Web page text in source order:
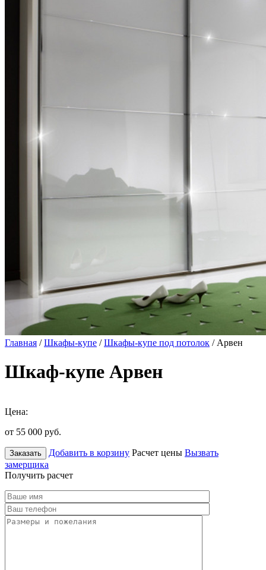
Главная /Шкафы-купе /Шкафы-купе под потолок / Арвен
Шкаф-купе Арвен
Цена:
от 55 000 руб.
Заказать Добавить в корзину Расчет цены Вызвать
замерщика
Получить расчет